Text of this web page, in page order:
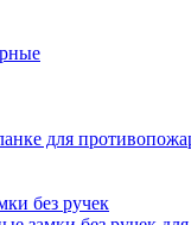
для
без ручек